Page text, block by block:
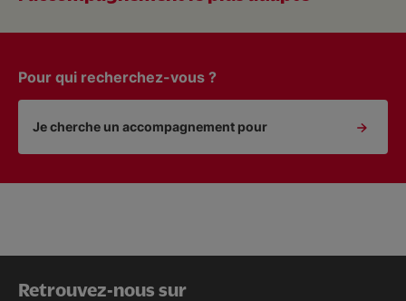
Pour qui recherchez-vous ?
Je cherche un accompagnement pour
Retrouvez-nous sur